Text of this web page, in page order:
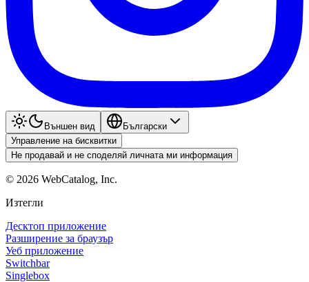
Външен вид
Български
Управление на бисквитки
Не продавай и не споделяй личната ми информация
© 2026 WebCatalog, Inc.
Изтегли
Десктоп приложение
Разширение за браузър
Уеб приложение
Switchbar
Singlebox